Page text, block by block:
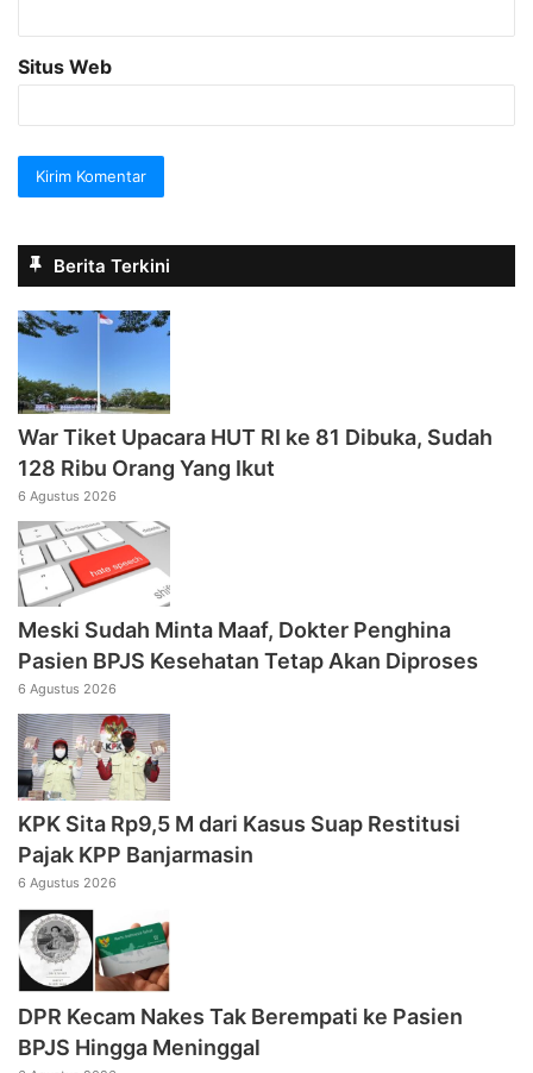
Situs Web
Berita Terkini
War Tiket Upacara HUT RI ke 81 Dibuka, Sudah
128 Ribu Orang Yang Ikut
6 Agustus 2026
Meski Sudah Minta Maaf, Dokter Penghina
Pasien BPJS Kesehatan Tetap Akan Diproses
6 Agustus 2026
KPK Sita Rp9,5 M dari Kasus Suap Restitusi
Pajak KPP Banjarmasin
6 Agustus 2026
DPR Kecam Nakes Tak Berempati ke Pasien
BPJS Hingga Meninggal